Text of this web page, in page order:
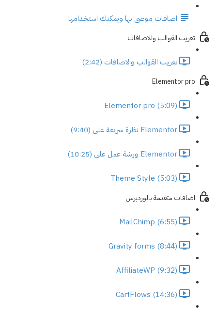
اضافات موصى بها ويمكنك استخدامها
تعريب القوالب والاضافات
تعريب القوالب والاضافات (2:42)
Elementor pro
Elementor pro (5:09)
Elementor نظرة سريعة على (9:40)
Elementor ورشة عمل على (10:25)
Theme Style (5:03)
اضافات متقدمة بالوردبرس
MailChimp (6:55)
Gravity forms (8:44)
AffiliateWP (9:32)
CartFlows (14:36)